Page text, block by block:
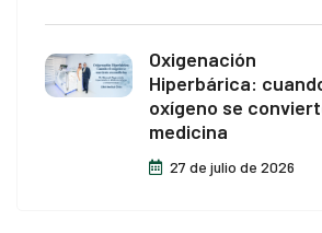
Oxigenación
Hiperbárica:
oxígeno se
medicina
27 de julio de 2026